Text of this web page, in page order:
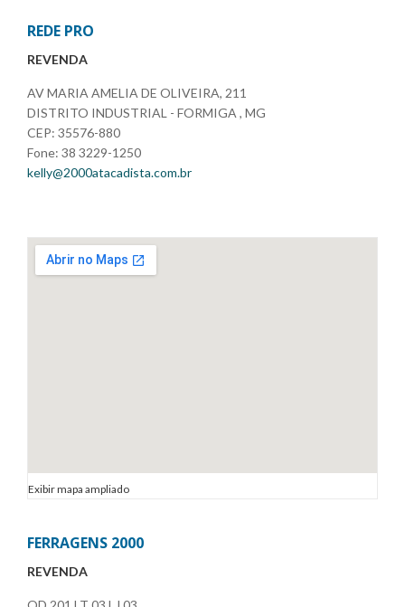
REDE PRO
REVENDA
AV MARIA AMELIA DE OLIVEIRA, 211
DISTRITO INDUSTRIAL - FORMIGA , MG
CEP: 35576-880
Fone: 38 3229-1250
kelly@2000atacadista.com.br
Exibir mapa ampliado
FERRAGENS 2000
REVENDA